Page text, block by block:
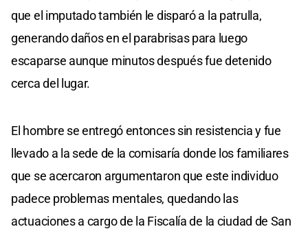
que el imputado también le disparó a la patrulla,
generando daños en el parabrisas para luego
escaparse aunque minutos después fue detenido
cerca del lugar.
El hombre se entregó entonces sin resistencia y fue
llevado a la sede de la comisaría donde los familiares
que se acercaron argumentaron que este individuo
padece problemas mentales, quedando las
actuaciones a cargo de la Fiscalía de la ciudad de San